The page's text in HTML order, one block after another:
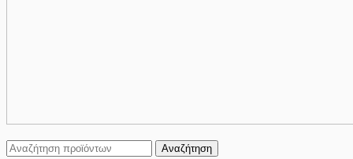
Αναζήτηση